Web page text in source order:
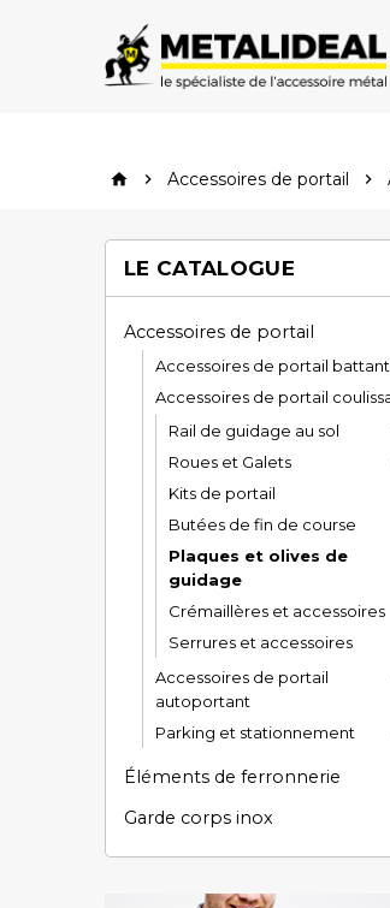
home  Accessoires de portail 
LE CATALOGUE
Accessoires de portail
Accessoires de portail battant
Accessoires de portail
Rail de guidage au sol
Roues et Galets
Kits de portail
Butées de fin de course
Plaques et olives de
guidage
Crémaillères et accessoires
Serrures et accessoires
Accessoires de portail
autoportant
Parking et stationnement
Éléments de ferronnerie
Garde corps inox